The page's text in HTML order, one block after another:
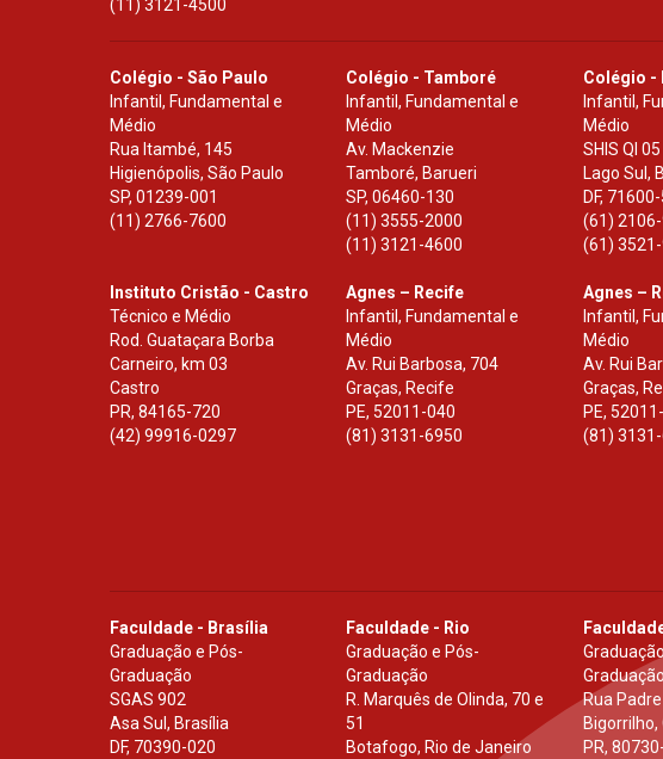
(11) 3121-4500
Colégio - São Paulo
Infantil, Fundamental e
Médio
Rua Itambé, 145
Higienópolis, São Paulo
SP, 01239-001
(11) 2766-7600
Colégio - Tamboré
Infantil, Fundamental e
Médio
Av. Mackenzie
Tamboré, Barueri
SP,06460-130
(11) 3555-2000
(11) 3121-4600
Colégio -
Infantil,
Médio
SHIS Ql
Lago Sul,
DF,
(61)
(61)
Instituto Cristão - Castro
Técnico e Médio
Rod. Guataçara Borba
Carneiro, km 03
Castro
PR, 84165-720
(42) 99916-0297
Agnes – Recife
Infantil, Fundamental e
Médio
Av. Rui Barbosa, 704
Graças, Recife
PE, 52011-040
(81) 3131-6950
Agnes –
Infantil,
Médio
Av. Rui
Graças,
PE,
(81)
Faculdade - Brasília
Graduação e Pós-
Graduação
SGAS 902
Asa Sul, Brasília
DF, 70390-020
Faculdade - Rio
Graduação e Pós-
Graduação
R. Marquês de Olinda, 70 e
51
Botafogo, Rio de Janeiro
Graduação
Rua
PR,